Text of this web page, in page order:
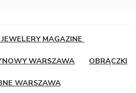
MAGAZINE
WARSZAWA OBRĄCZKI
WARSZAWA